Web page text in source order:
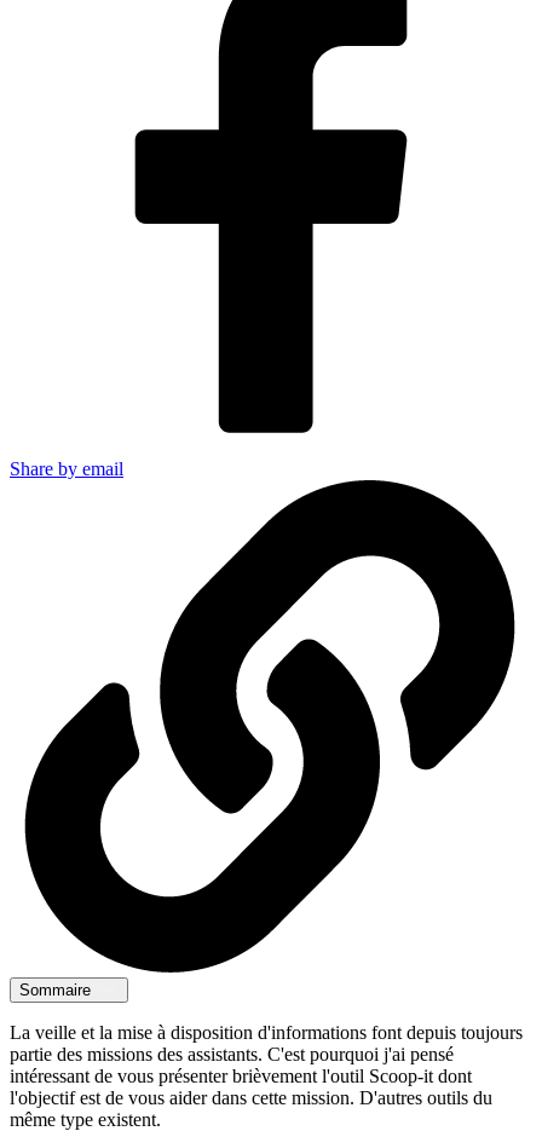
Share by email
Sommaire
La veille et la mise à disposition d'informations font depuis toujours
partie des missions des assistants. C'est pourquoi j'ai pensé
intéressant de vous présenter brièvement l'outil Scoop-it dont
l'objectif est de vous aider dans cette mission. D'autres outils du
même type existent.